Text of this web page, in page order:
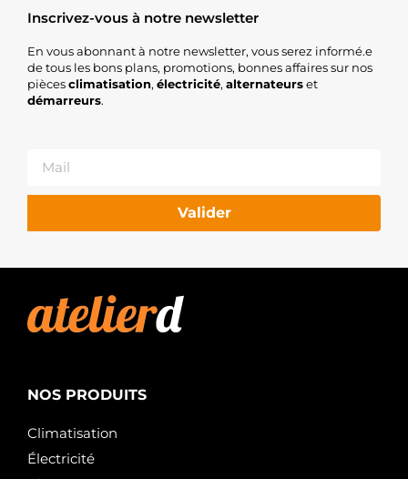
Inscrivez-vous à notre newsletter
En vous abonnant à notre newsletter, vous serez informé.e
de tous les bons plans, promotions, bonnes affaires sur nos
piècesclimatisation, électricité, alternateurset
démarreurs.
Valider
NOS PRODUITS
Climatisation
Électricité